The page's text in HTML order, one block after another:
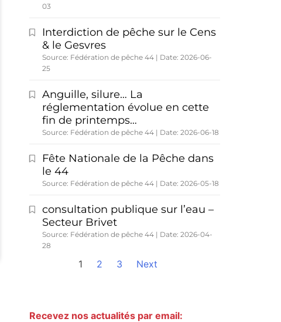
03
Interdiction de pêche sur le Cens
& le Gesvres
Source: Fédération de pêche 44
Date: 2026-06-
25
Anguille, silure… La
réglementation évolue en cette
fin de printemps…
Source: Fédération de pêche 44 Date: 2026-06-18
Fête Nationale de la Pêche dans
le 44
Source: Fédération de pêche 44 Date: 2026-05-18
consultation publique sur l’eau –
Secteur Brivet
Source: Fédération de pêche 44
Date: 2026-04-
28
1 2 3 Next
Recevez nos actualités par email: